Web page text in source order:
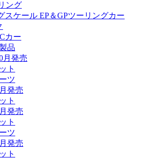
ング
スケール EP＆GPツーリングカー
カー
品
月発売
ト
ツ
発売
ト
発売
ト
ツ
発売
ト